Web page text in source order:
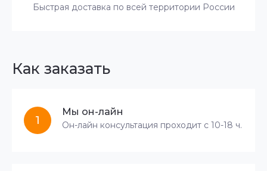
Быстрая доставка по всей территории России
Как заказать
1
Мы он-лайн
Он-лайн консультация проходит с 10-18 ч.